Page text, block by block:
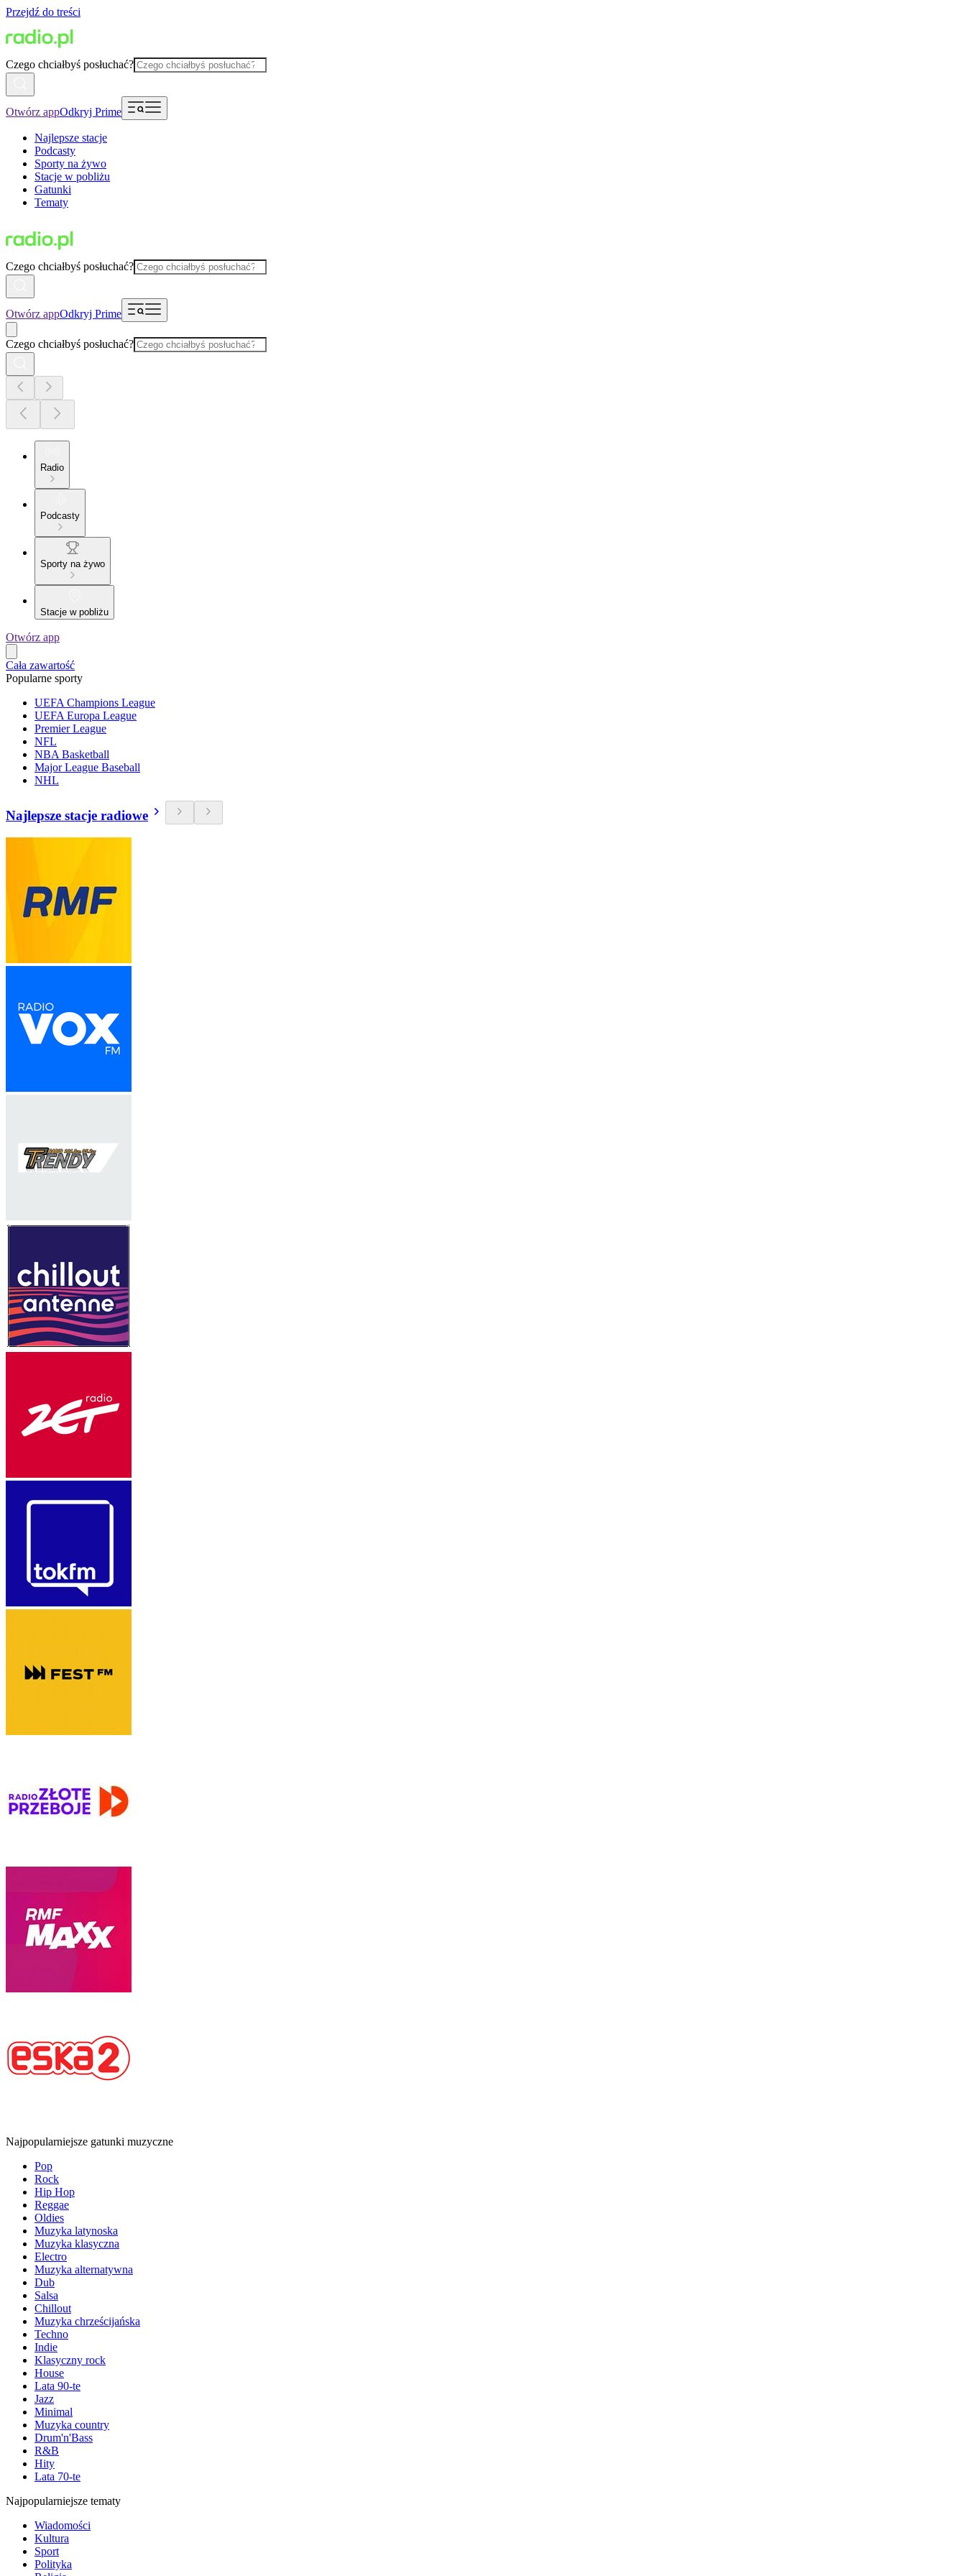
Przejdź do treści
Czego chciałbyś posłuchać?
Otwórz appOdkryj Prime
Najlepsze stacje
Podcasty
Sporty na żywo
Stacje w pobliżu
Gatunki
Tematy
Czego chciałbyś posłuchać?
Otwórz appOdkryj Prime
Czego chciałbyś posłuchać?
Radio
Podcasty
Sporty na żywo
Stacje w pobliżu
Otwórz app
Cała zawartość
Popularne sporty
UEFA Champions League
UEFA Europa League
Premier League
NFL
NBA Basketball
Major League Baseball
NHL
Najlepsze stacje radiowe
Najpopularniejsze gatunki muzyczne
Pop
Rock
Hip Hop
Reggae
Oldies
Muzyka latynoska
Muzyka klasyczna
Electro
Muzyka alternatywna
Dub
Salsa
Chillout
Muzyka chrześcijańska
Techno
Indie
Klasyczny rock
House
Lata 90-te
Jazz
Minimal
Muzyka country
Drum'n'Bass
R&B
Hity
Lata 70-te
Najpopularniejsze tematy
Wiadomości
Kultura
Sport
Polityka